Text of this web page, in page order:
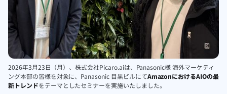
2026年3月23日（月）、株式会社Picaro.aiは、Panasonic様 海外マーケティ
ング本部の皆様を対象に、Panasonic 目黒ビルにてAmazonにおけるAIOの最
新トレンドをテーマとしたセミナーを実施いたしました。